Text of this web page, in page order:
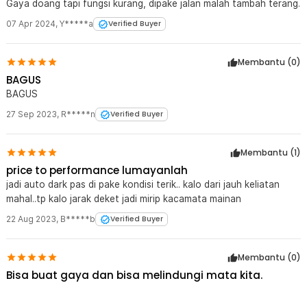
Gaya doang tapi fungsi kurang, dipake jalan malah tambah terang.
07 Apr 2024, Y*****a Verified Buyer
Membantu (0)
BAGUS
BAGUS
27 Sep 2023, R*****n Verified Buyer
Membantu (1)
price to performance lumayanlah
jadi auto dark pas di pake kondisi terik.. kalo dari jauh keliatan
mahal..tp kalo jarak deket jadi mirip kacamata mainan
22 Aug 2023, B*****b Verified Buyer
Membantu (0)
Bisa buat gaya dan bisa melindungi mata kita.